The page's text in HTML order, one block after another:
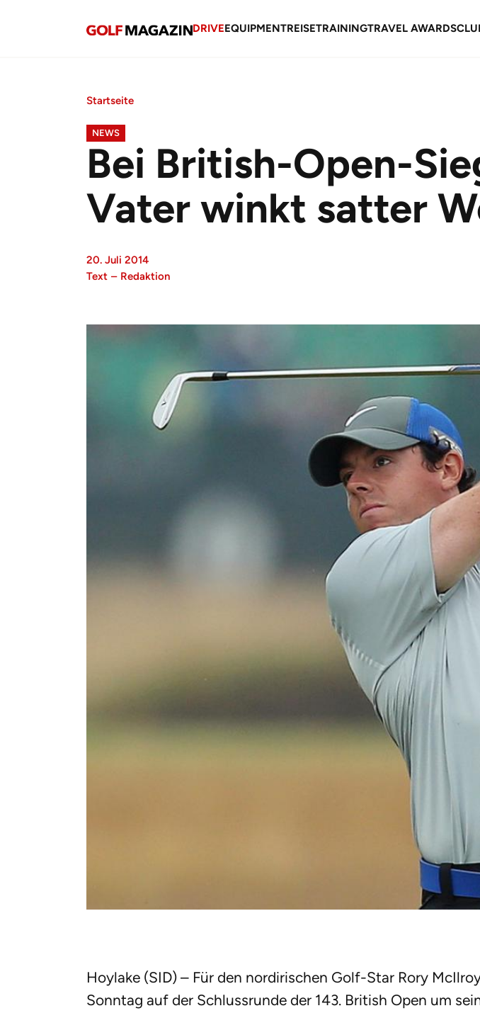
DRIVEEQUIPMENTREISETRAININGTRAVEL AWARDS
Startseite
NEWS
Bei British-Open-
Vater winkt satter
20. Juli 2014
Text – Redaktion
Hoylake (SID) – Für den nordirischen Golf-Star Rory
Sonntag auf der Schlussrunde der 143. British Open um